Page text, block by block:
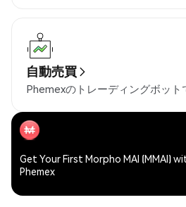
自動売買
Phemexのトレーディングボット
Get Your First Morpho MAI (MMAI)
Phemex